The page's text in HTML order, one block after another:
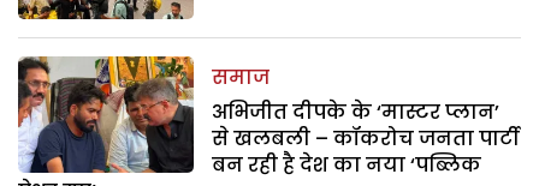
समाज
अभिजीत दीपके के ‘मास्टर प्लान’
से खलबली – कॉकरोच जनता पार्टी
बन रही है देश का नया ‘पब्लिक